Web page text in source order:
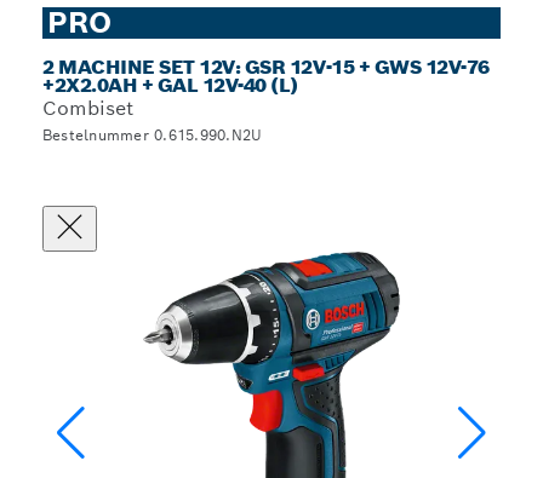
PRO
2 MACHINE SET 12V: GSR 12V-15 + GWS 12V-76
+2X2.0AH + GAL 12V-40 (L)
Combiset
Bestelnummer 0.615.990.N2U